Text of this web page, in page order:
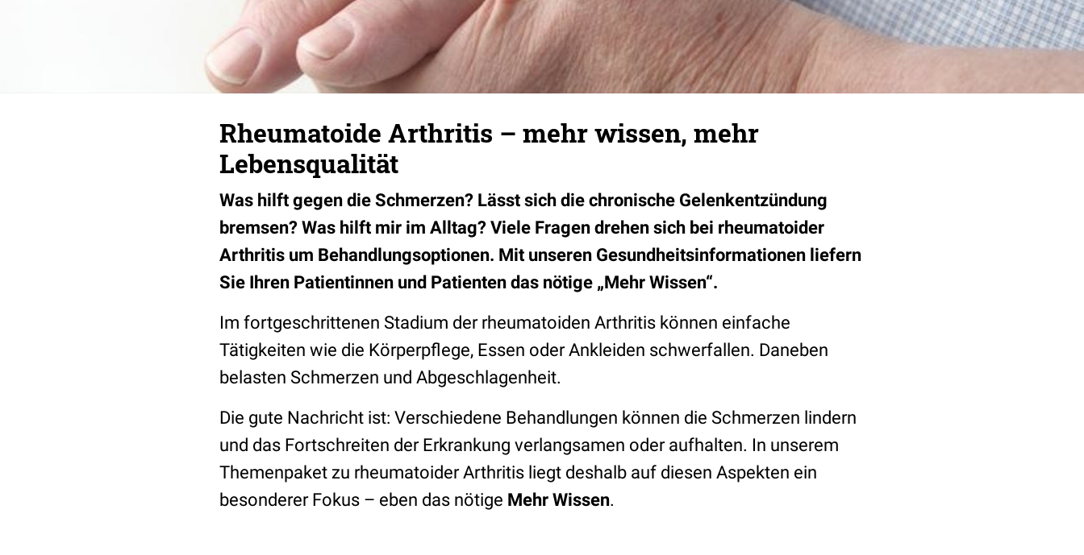
Rheumatoide Arthritis – mehr wissen, mehr
Lebensqualität
Was hilft gegen die Schmerzen? Lässt sich die chronische Gelenkentzündung
bremsen? Was hilft mir im Alltag? Viele Fragen drehen sich bei rheumatoider
Arthritis um Behandlungsoptionen. Mit unseren Gesundheitsinformationen liefern
Sie Ihren Patientinnen und Patienten das nötige „Mehr Wissen“.
Im fortgeschrittenen Stadium der rheumatoiden Arthritis können einfache
Tätigkeiten wie die Körperpflege, Essen oder Ankleiden schwerfallen. Daneben
belasten Schmerzen und Abgeschlagenheit.
Die gute Nachricht ist: Verschiedene Behandlungen können die Schmerzen lindern
und das Fortschreiten der Erkrankung verlangsamen oder aufhalten. In unserem
Themenpaket zu rheumatoider Arthritis liegt deshalb auf diesen Aspekten ein
besonderer Fokus – eben das nötige Mehr Wissen.